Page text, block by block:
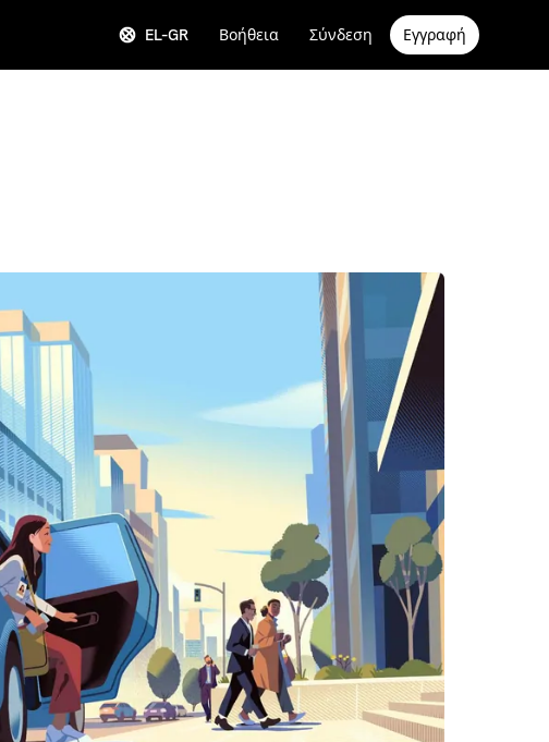
EL-GR Βοήθεια Σύνδεση Εγγραφή